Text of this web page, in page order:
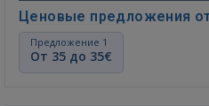
Ценовые предложения
Предложение 1
От 35 до 35€